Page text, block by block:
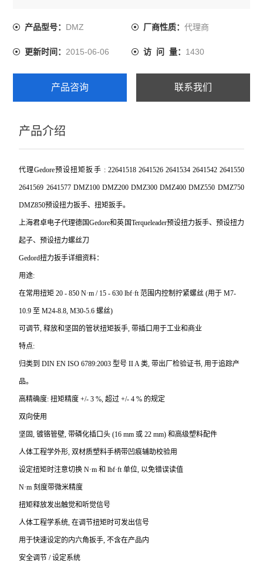
产品型号： DMZ 厂商性质： 代理商
更新时间：2015-06-06 访 问 量： 1430
产品咨询 联系我们
产品介绍
代理Gedore预设扭矩扳手 : 22641518 2641526 2641534 2641542 2641550
2641569 2641577 DMZ100 DMZ200 DMZ300 DMZ400 DMZ550 DMZ750
DMZ850预设扭力扳手、扭矩扳手。
上海君卓电子代理德国Gedore和英国Terqueleader预设扭力扳手、预设扭力
起子、预设扭力螺丝刀
Gedord扭力扳手详细资料：
用途:
在常用扭矩 20 - 850 N·m / 15 - 630 lbf·ft 范围内控制拧紧螺丝 (用于 M7-
10.9 至 M24-8.8, M30-5.6 螺丝)
可调节, 释放和坚固的管状扭矩扳手, 带插口用于工业和商业
特点:
归类到 DIN EN ISO 6789:2003 型号 II A 类, 带出厂检验证书, 用于追踪产
品。
高精确度: 扭矩精度 +/- 3 %, 超过 +/- 4 % 的规定
双向使用
坚固, 镀铬管壁, 带磷化插口头 (16 mm 或 22 mm) 和高级塑料配件
人体工程学外形, 双材质塑料手柄带凹痕辅助校验用
设定扭矩时注意切换 N·m 和 lbf·ft 单位, 以免错误读值
N·m 刻度带微米精度
扭矩释放发出触觉和听觉信号
人体工程学系统, 在调节扭矩时可发出信号
用于快速设定的内六角扳手, 不含在产品内
安全调节 / 设定系统